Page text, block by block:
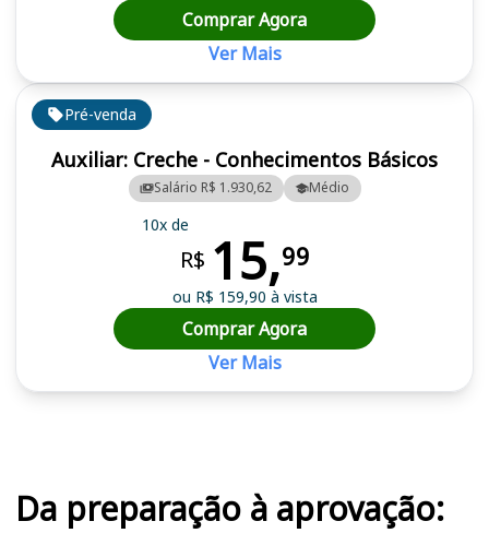
Pré-venda
Auxiliar: Creche - Conhecimentos Básicos
Salário R$ 1.930,62 Médio
10x de
R$ 15,99
ou R$ 159,90 à vista
Comprar Agora
Ver Mais
Comprar Agora
Ver Mais
Da preparação à aprovação: